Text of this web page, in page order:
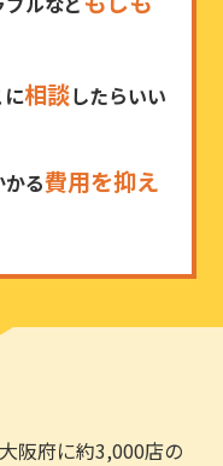
に相談したらいい
かる費用を抑え
阪府に約3,000店の